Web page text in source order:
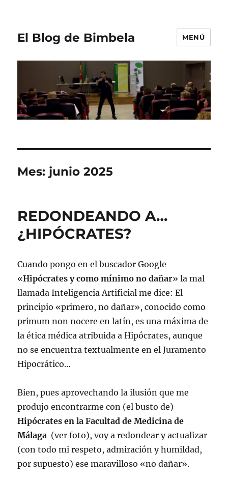
El Blog de Bimbela MENÚ
Mes: junio 2025
REDONDEANDO A…
¿HIPÓCRATES?
Cuando pongo en el buscador Google
«Hipócrates y como mínimo no dañar» la mal
llamada Inteligencia Artificial me dice: El
principio «primero, no dañar», conocido como
primum non nocere en latín, es una máxima de
la ética médica atribuida a Hipócrates, aunque
no se encuentra textualmente en el Juramento
Hipocrático…
Bien, pues aprovechando la ilusión que me
produjo encontrarme con (el busto de)
Hipócrates en la Facultad de Medicina de
Málaga (ver foto), voy a redondear y actualizar
(con todo mi respeto, admiración y humildad,
por supuesto) ese maravilloso «no dañar».